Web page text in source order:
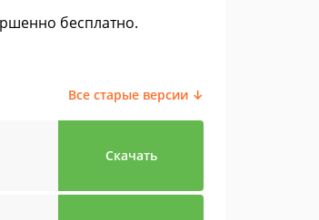
бесплатно.
Все старые версии ↓
Скачать